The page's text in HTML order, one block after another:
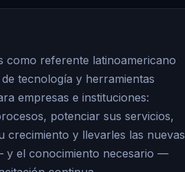
como referente latinoamericano
tecnología y herramientas
empresas e instituciones:
potenciar sus servicios,
crecimiento y llevarles las nuevas
y el conocimiento necesario —